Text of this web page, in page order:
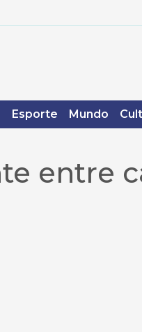
Esporte Mundo
entre